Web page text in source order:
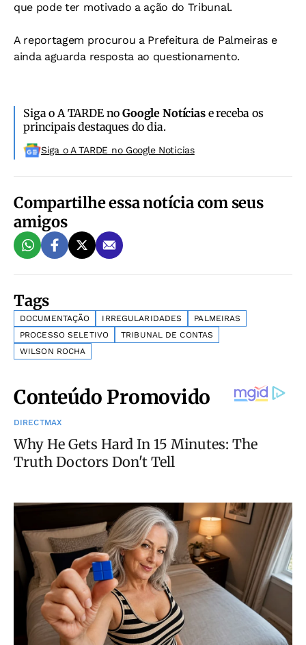
que pode ter motivado a ação do Tribunal.
A reportagem procurou a Prefeitura de Palmeiras e
ainda aguarda resposta ao questionamento.
Siga o A TARDE noGoogle Notíciase receba os
principais destaques do dia.
Siga o A TARDE no Google Noticias
Compartilhe essa notícia com seus
amigos
Tags
DOCUMENTAÇÃO IRREGULARIDADES
PALMEIRAS
PROCESSO SELETIVO
TRIBUNAL DE CONTAS
WILSON ROCHA